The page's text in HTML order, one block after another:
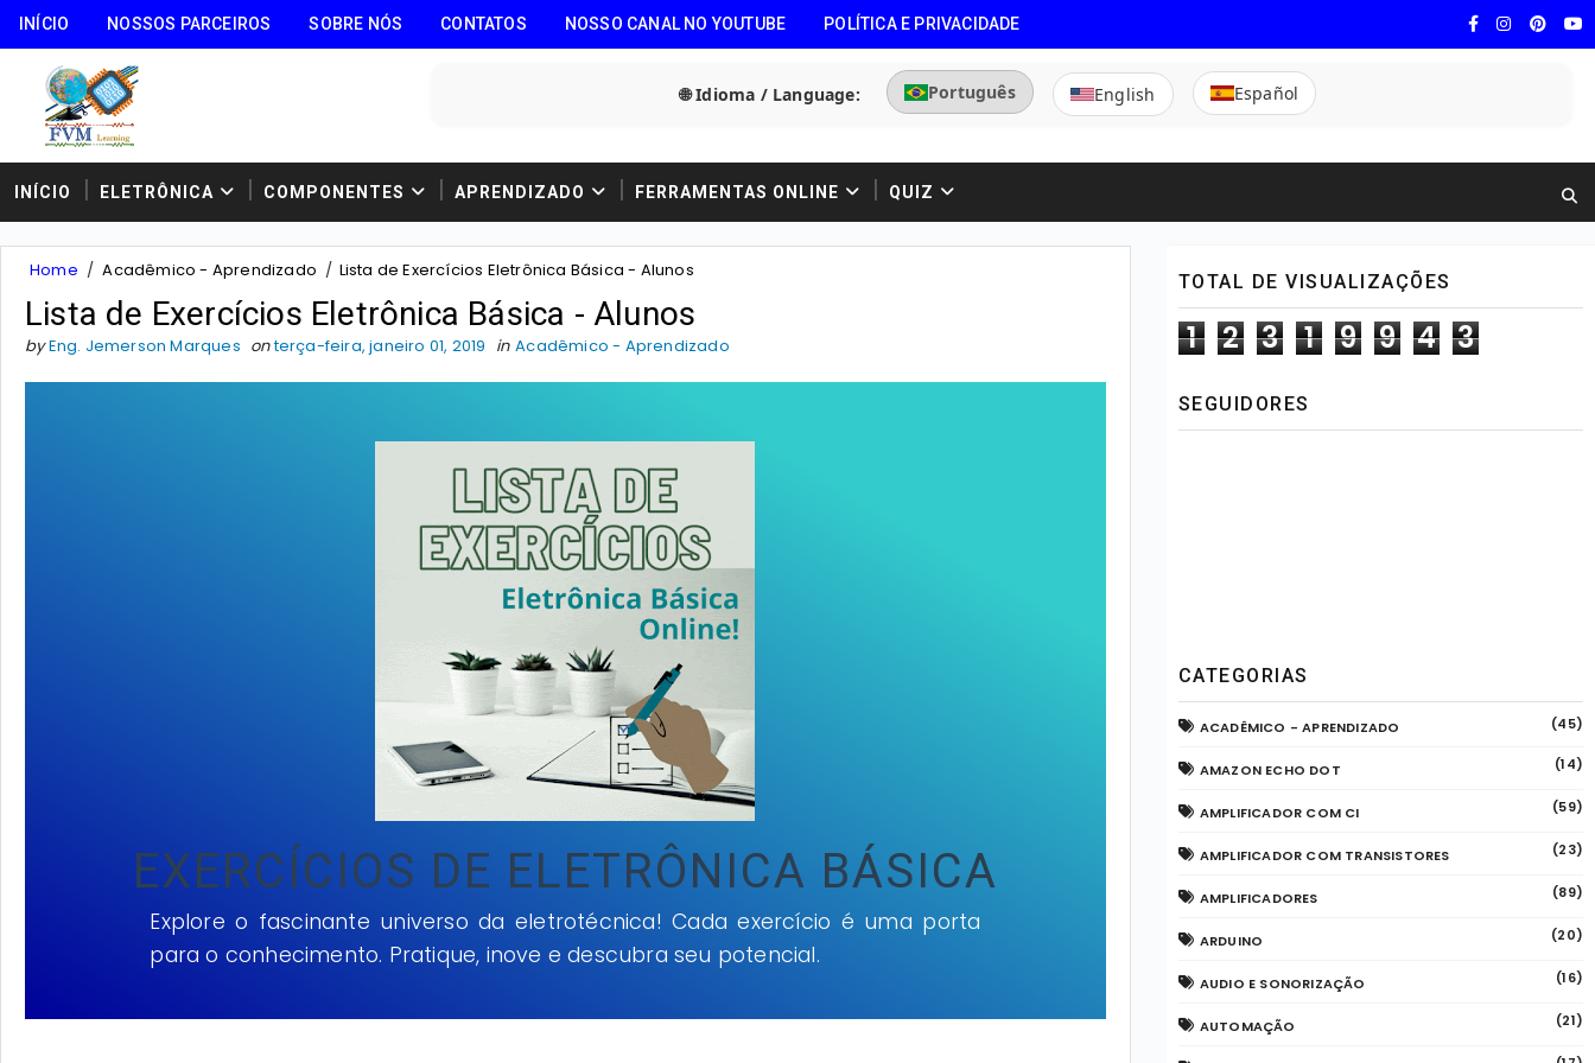
INÍCIO NOSSOS PARCEIROS SOBRE NÓS CONTATOS NOSSO CANAL NO YOUTUBE POLÍTICA E PRIVACIDADE
🌐 Idioma / Language: Português English Español
INÍCIO ELETRÔNICA COMPONENTES APRENDIZADO FERRAMENTAS ONLINE QUIZ
Home / Acadêmico - Aprendizado / Lista de Exercícios Eletrônica Básica - Alunos
Lista de Exercícios Eletrônica Básica - Alunos
byEng. Jemerson Marques onterça-feira, janeiro 01, 2019 in Acadêmico - Aprendizado
EXERCÍCIOS DE ELETRÔNICA BÁSICA
Explore o fascinante universo da eletrotécnica! Cada exercício é uma porta
para o conhecimento. Pratique, inove e descubra seu potencial.
TOTAL DE VISUALIZAÇÕES
1 2 3 1 9 9 4 3
SEGUIDORES
CATEGORIAS
ACADÊMICO - APRENDIZADO (45)
AMAZON ECHO DOT (14)
AMPLIFICADOR COM CI (59)
AMPLIFICADOR COM TRANSISTORES (23)
AMPLIFICADORES (89)
ARDUINO (20)
AUDIO E SONORIZAÇÃO (16)
AUTOMAÇÃO (21)